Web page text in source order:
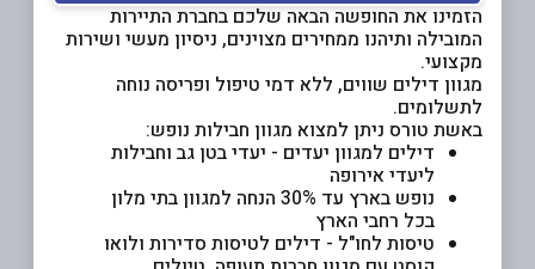
הזמינו את החופשה הבאה שלכם בחברת התיירות
המובילה ותיהנו ממחירים מצוינים, ניסיון מעשי ושירות
מקצועי.
מגוון דילים שווים, ללא דמי טיפול ופריסה נוחה
לתשלומים.
באשת טורס ניתן למצוא מגוון חבילות נופש:
דילים למגוון יעדים - יעדי בטן גב וחבילות
ליעדי אירופה
נופש בארץ עד 30% הנחה למגוון בתי מלון
בכל רחבי הארץ
טיסות לחו"ל - דילים לטיסות סדירות ולואו